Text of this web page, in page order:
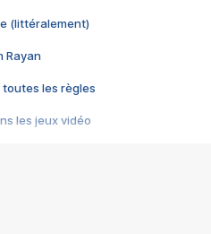
(littéralement)
Rayan
toutes les règles
les jeux vidéo